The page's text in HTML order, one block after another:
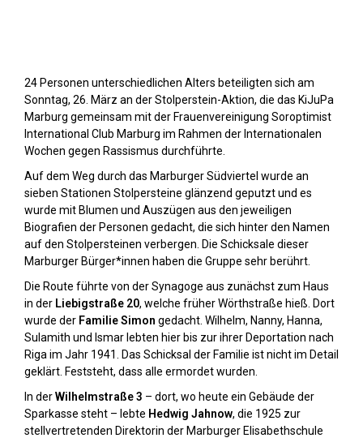
24 Personen unterschiedlichen Alters beteiligten sich am
Sonntag, 26. März an der Stolperstein-Aktion, die das KiJuPa
Marburg gemeinsam mit der Frauenvereinigung Soroptimist
International Club Marburg im Rahmen der Internationalen
Wochen gegen Rassismus durchführte.
Auf dem Weg durch das Marburger Südviertel wurde an
sieben Stationen Stolpersteine glänzend geputzt und es
wurde mit Blumen und Auszügen aus den jeweiligen
Biografien der Personen gedacht, die sich hinter den Namen
auf den Stolpersteinen verbergen. Die Schicksale dieser
Marburger Bürger*innen haben die Gruppe sehr berührt.
Die Route führte von der Synagoge aus zunächst zum Haus
in der Liebigstraße 20, welche früher Wörthstraße hieß. Dort
wurde der Familie Simon gedacht. Wilhelm, Nanny, Hanna,
Sulamith und Ismar lebten hier bis zur ihrer Deportation nach
Riga im Jahr 1941. Das Schicksal der Familie ist nicht im Detail
geklärt. Feststeht, dass alle ermordet wurden.
In derWilhelmstraße 3 – dort, wo heute ein Gebäude der
Sparkasse steht – lebte Hedwig Jahnow, die 1925 zur
stellvertretenden Direktorin der Marburger Elisabethschule